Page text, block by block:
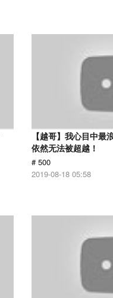
【越哥】我心目中最
依然无法被超越！
# 500
2019-08-18 05:58